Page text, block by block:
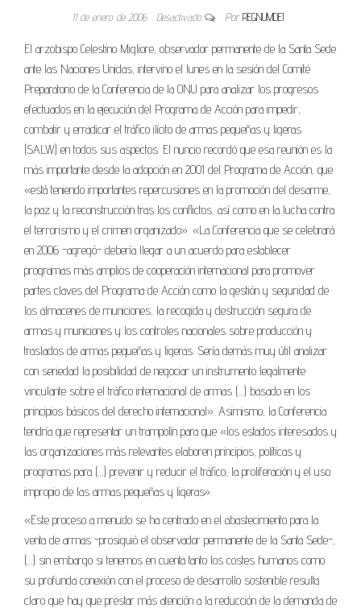
11 de enero de 2006 Desactivado Por REGNUMDEI
El arzobispo Celestino Migliore, observador permanente de la Santa Sede
ante las Naciones Unidas, intervino el lunes en la sesión del Comité
Preparatorio de la Conferencia de la ONU para analizar los progresos
efectuados en la ejecución del Programa de Acción para impedir,
combatir y erradicar el tráfico ilícito de armas pequeñas y ligeras
(SALW) en todos sus aspectos. El nuncio recordó que esa reunión es la
más importante desde la adopción en 2001 del Programa de Acción, que
«está teniendo importantes repercusiones en la promoción del desarme,
la paz y la reconstrucción tras los conflictos, así como en la lucha contra
el terrorismo y el crimen organizado». «La Conferencia que se celebrará
en 2006 -agregó- debería llegar a un acuerdo para establecer
programas más amplios de cooperación internacional para promover
partes claves del Programa de Acción como la gestión y seguridad de
los almacenes de municiones, la recogida y destrucción segura de
armas y municiones y los controles nacionales sobre producción y
traslados de armas pequeñas y ligeras. Sería demás muy útil analizar
con seriedad la posibilidad de negociar un instrumento legalmente
vinculante sobre el tráfico internacional de armas (…) basado en los
principios básicos del derecho internacional». Asimismo, la Conferencia
tendría que representar un trampolín para que «los estados interesados y
las organizaciones más relevantes elaboren principios, políticas y
programas para (…) prevenir y reducir el tráfico, la proliferación y el uso
impropio de las armas pequeñas y ligeras».
«Este proceso a menudo se ha centrado en el abastecimiento para la
venta de armas -prosiguió el observador permanente de la Santa Sede-,
(…) sin embargo si tenemos en cuenta tanto los costes humanos como
su profunda conexión con el proceso de desarrollo sostenible resulta
claro que hay que prestar más atención a la reducción de la demanda de